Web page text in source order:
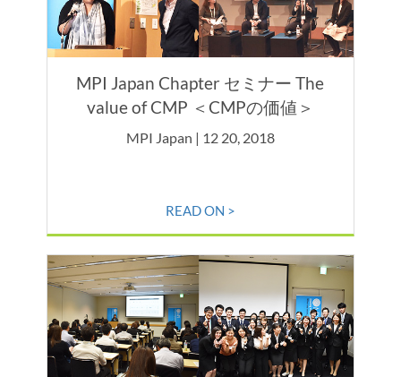
MPI Japan Chapter セミナー The
value of CMP ＜CMPの価値＞
MPI Japan | 12 20, 2018
READ ON >